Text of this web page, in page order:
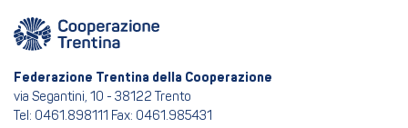
Federazione Trentina della Cooperazione
via Segantini, 10 - 38122 Trento
Tel: 0461.898111 Fax: 0461.985431